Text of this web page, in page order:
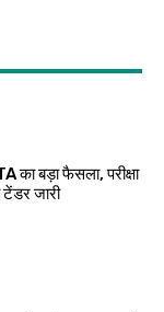
का बड़ा फैसला, परीक्षा
टेंडर जारी